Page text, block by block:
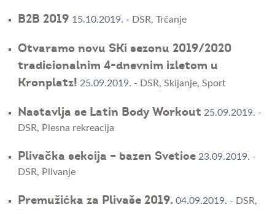
B2B 2019 15.10.2019. - DSR, Trčanje
Otvaramo novu SKi sezonu 2019/2020
tradicionalnim 4-dnevnim izletom u
Kronplatz! 25.09.2019. - DSR, Skijanje, Sport
Nastavlja se Latin Body Workout 25.09.2019. -
DSR, Plesna rekreacija
Plivačka sekcija – bazen Svetice 23.09.2019. -
DSR, Plivanje
Premužićka za Plivaše 2019. 04.09.2019. - DSR,